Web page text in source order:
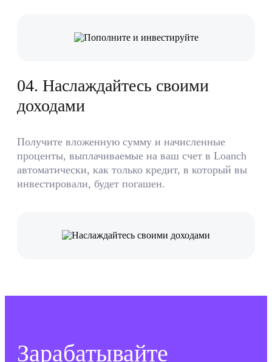
04. Наслаждайтесь своими
доходами
Получите вложенную сумму и начисленные
проценты, выплачиваемые на ваш счет в Loanch
автоматически, как только кредит, в который вы
инвестировали, будет погашен.
Зарабатывайте